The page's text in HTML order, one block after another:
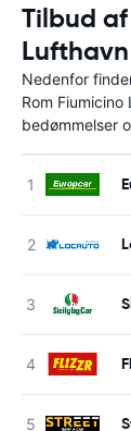
Tilbud
Lufthavn
Nedenfor
Rom
bedømmelser